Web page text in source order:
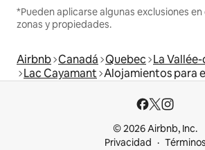
*Pueden aplicarse algunas exclusiones
zonas y propiedades.
Airbnb Canadá Quebec La
Lac Cayamant Alojamientos para
© 2026 Airbnb, Inc.
Privacidad
Términos